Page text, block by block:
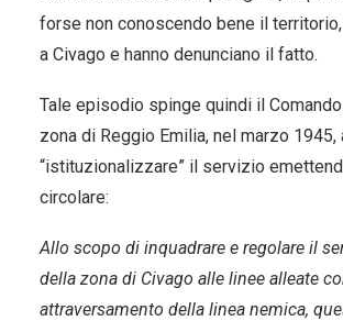
forse non conoscendo bene il
a Civago e hanno denunciano il fatto.
Tale episodio spinge quindi il
zona di Reggio Emilia, nel marzo 1945,
“istituzionalizzare” il servizio
circolare:
Allo scopo di inquadrare e regolare il
della zona di Civago alle linee alleate
attraversamento della linea nemica,